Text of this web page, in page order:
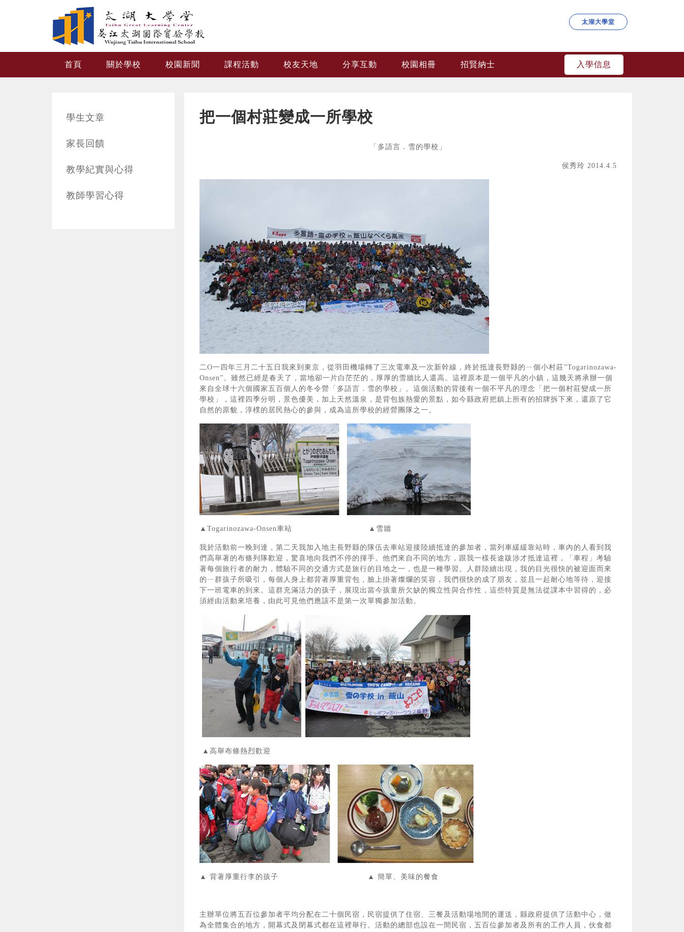
太湖大學堂
首頁 關於學校 校園新聞 課程活動 校友天地 分享互動 校園相冊 招賢納士 入學信息
學生文章
家長回饋
教學紀實與心得
教師學習心得
把一個村莊變成一所學校
「多語言．雪的學校」
侯秀玲 2014.4.5
二O一四年三月二十五日我來到東京，從羽田機場轉了三次電車及一次新幹線，終於抵達長野縣的ㄧ個小村莊”Togarinozawa-
Onsen”。雖然已經是春天了，當地卻一片白茫茫的，厚厚的雪牆比人還高。這裡原本是一個平凡的小鎮，這幾天將承辦一個
來自全球十六個國家五百個人的冬令營「多語言．雪的學校」。這個活動的背後有一個不平凡的理念「把一個村莊變成一所
學校」，這裡四季分明，景色優美，加上天然溫泉，是背包族熱愛的景點，如今縣政府把鎮上所有的招牌拆下來，還原了它
自然的原貌，淳樸的居民熱心的參與，成為這所學校的經營團隊之一。
▲Togarinozawa-Onsen車站 ▲雪牆
我於活動前一晚到達，第二天我加入地主長野縣的隊伍去車站迎接陸續抵達的參加者，當列車緩緩靠站時，車內的人看到我
們高舉著的布條列隊歡迎，驚喜地向我們不停的揮手。他們來自不同的地方，跟我一樣長途跋涉才抵達這裡，「車程」考驗
著每個旅行者的耐力，體驗不同的交通方式是旅行的目地之一，也是一種學習。人群陸續出現，我的目光很快的被迎面而來
的ㄧ群孩子所吸引，每個人身上都背著厚重背包，臉上掛著燦爛的笑容，我們很快的成了朋友，並且一起耐心地等待，迎接
下一班電車的到來。這群充滿活力的孩子，展現出當今孩童所欠缺的獨立性與合作性，這些特質是無法從課本中習得的，必
須經由活動來培養，由此可見他們應該不是第一次單獨參加活動。
▲高舉布條熱烈歡迎
▲ 背著厚重行李的孩子 ▲ 簡單、美味的餐食
主辦單位將五百位參加者平均分配在二十個民宿，民宿提供了住宿、三餐及活動場地間的運送，縣政府提供了活動中心，做
為全體集合的地方，開幕式及閉幕式都在這裡舉行。活動的總部也設在一間民宿，五百位參加者及所有的工作人員，伙食都